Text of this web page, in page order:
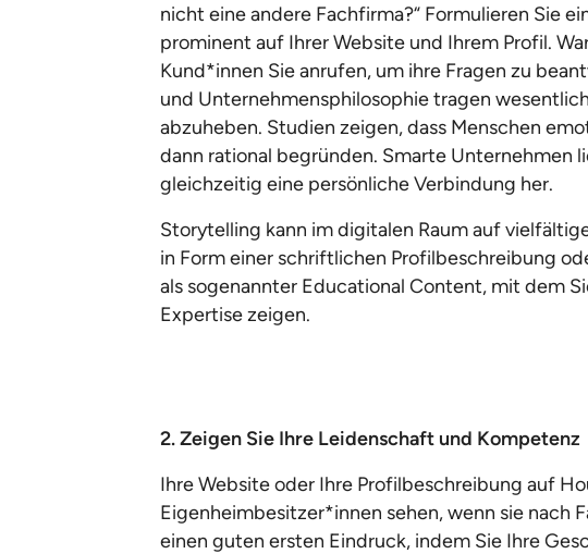
nicht eine andere Fachfirma?“ Formulieren Sie
prominent auf Ihrer Website und Ihrem Profil.
Kund*innen Sie anrufen, um ihre Fragen zu
und Unternehmensphilosophie tragen
abzuheben. Studien zeigen, dass Menschen
dann rational begründen. Smarte Unternehmen
gleichzeitig eine persönliche Verbindung her.
Storytelling kann im digitalen Raum auf
in Form einer schriftlichen Profilbeschreibung
als sogenannter Educational Content, mit dem
Expertise zeigen.
2. Zeigen Sie Ihre Leidenschaft und Kompetenz
Ihre Website oder Ihre Profilbeschreibung auf
Eigenheimbesitzer*innen sehen, wenn sie nach
einen guten ersten Eindruck, indem Sie Ihre